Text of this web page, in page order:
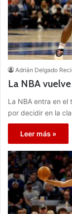
Adrián Delgado
La NBA
La NBA entra en
por decidir en la
Leer más »